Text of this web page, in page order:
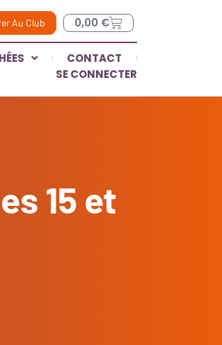
Au Club 0,00 €
CONTACT
SE CONNECTER
15 et